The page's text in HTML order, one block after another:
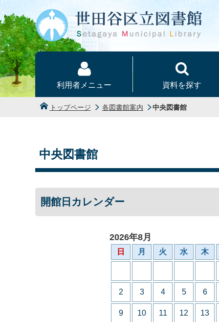
本文へ
利用者メニュー 資料を探す
トップページ 各図書館案内 中央図書館
中央図書館
開館日カレンダー
2026年8月
日 月 火 水 木
2 3 4 5 6
9 10 11 12 13